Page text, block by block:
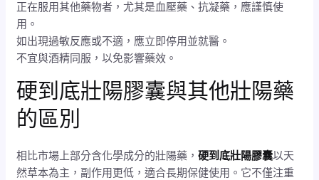
正在服用其他藥物者，尤其是血壓藥、抗凝藥，應謹慎使
用。
如出現過敏反應或不適，應立即停用並就醫。
不宜與酒精同服，以免影響藥效。
硬到底壯陽膠囊與其他壯陽藥
的區別
相比市場上部分含化學成分的壯陽藥，硬到底壯陽膠囊以天
然草本為主，副作用更低，適合長期保健使用。它不僅注重